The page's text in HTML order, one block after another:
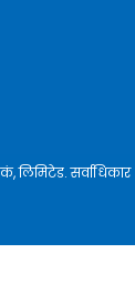
सर्वाधिकार